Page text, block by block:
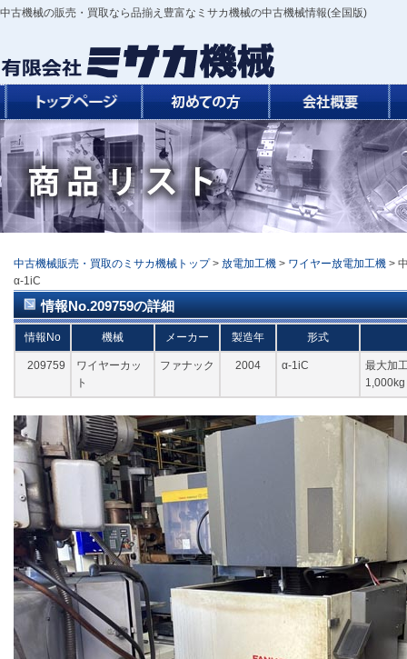
中古機械の販売・買取なら品揃え豊富なミサカ機械の中古機械情報(全国版)
中古機械販売・買取のミサカ機械トップ > 放電加工機 > ワイヤー放電加工機 >
α-1iC
情報No.209759の詳細
情報No 機械 メーカー 製造年 形式
209759
ワイヤーカッ
ト
ファナック 2004 α-1iC
最大加